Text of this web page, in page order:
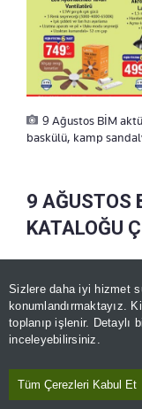
Sizlere daha iyi hizmet
konumlandırmaktayız.
toplanıp işlenir. Detaylı
inceleyebilirsiniz.
Tüm Çerezleri Kabul Et
9 Ağustos BİM
baskülü, kamp
9 AĞUSTOS
KATALOĞU
65 inç QLED
58 inç QLED
55 inç QLED